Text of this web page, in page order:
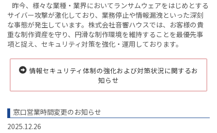
昨今、様々な業種・業界においてランサムウェアをはじめとする
サイバー攻撃が激化しており、業務停止や情報漏洩といった深刻
な事態が発生しています。株式会社音響ハウスでは、お客様の貴
重な制作資産を守り、円滑な制作環境を維持することを最優先事
項と捉え、セキュリティ対策を強化・運用しております。
情報セキュリティ体制の強化および対策状況に関するお
知らせ
窓口営業時間変更のお知らせ
2025.12.26